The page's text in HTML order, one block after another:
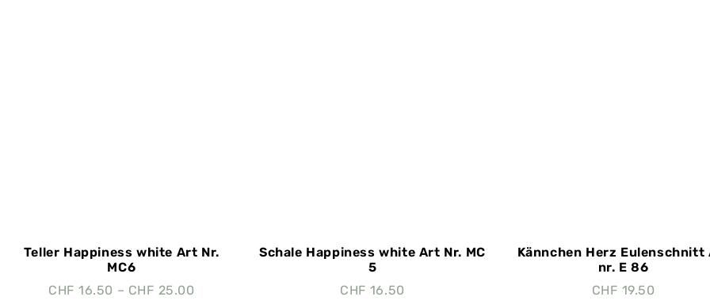
Teller Happiness white Art Nr.
MC6
CHF 16.50 – CHF 25.00
Schale Happiness white Art Nr. MC
5
CHF 16.50
Kännchen Herz Eulenschnitt
nr. E 86
CHF 19.50